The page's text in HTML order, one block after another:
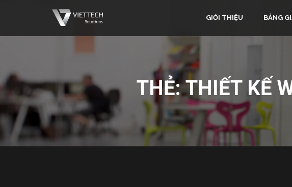
GIỚI THIỆU BẢNG
THẺ:THIẾT KẾ